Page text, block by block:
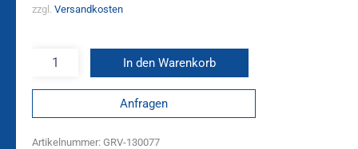
zzgl. Versandkosten
In den Warenkorb
Anfragen
Artikelnummer: GRV-130077